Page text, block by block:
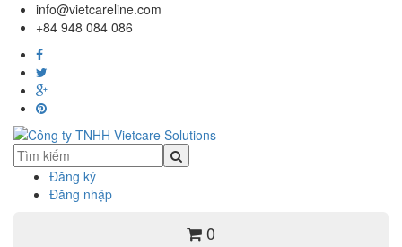
info@vietcareline.com
+84 948 084 086
Đăng ký
Đăng nhập
0